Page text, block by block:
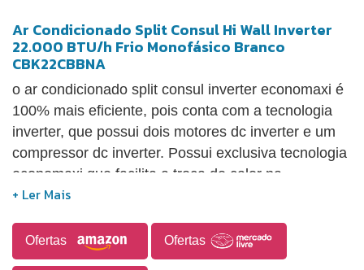
Ar Condicionado Split Consul Hi Wall Inverter
22.000 BTU/h Frio Monofásico Branco
CBK22CBBNA
o ar condicionado split consul inverter economaxi é
100% mais eficiente, pois conta com a tecnologia
inverter, que possui dois motores dc inverter e um
compressor dc inverter. Possui exclusiva tecnologia
economaxi que facilita a troca de calor na
serpentina, tornando o produto mais eficiente e
capacidade: 22.000 btu/h. Classificação energética:
a ciclo: frio. Ideal até: 29m². Modelo ar
Ofertas Ofertas